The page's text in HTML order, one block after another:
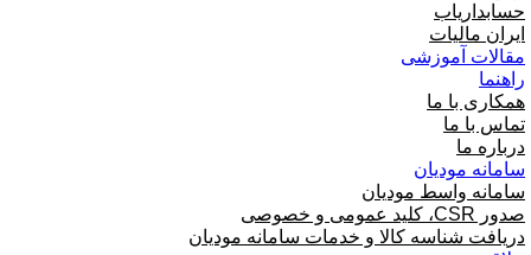
حسابداریاب
ایران مالیات
مقالات آموزشی
راهنما
همکاری با ما
تماس با ما
درباره ما
سامانه مودیان
سامانه واسط مودیان
صدور CSR، کلید عمومی و خصوصی
دریافت شناسه کالا و خدمات سامانه مودیان